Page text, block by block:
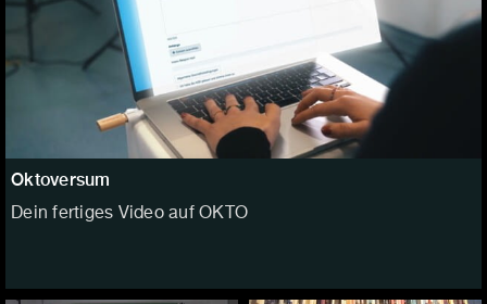
Oktoversum
Dein fertiges Video auf OKTO